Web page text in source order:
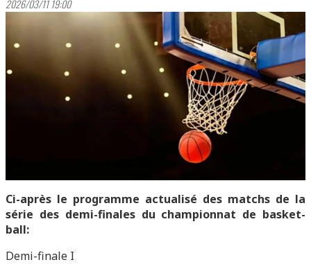
2026/03/11 19:00
Ci-après le programme actualisé des matchs de la
série des demi-finales du championnat de basket-
ball:
Demi-finale I